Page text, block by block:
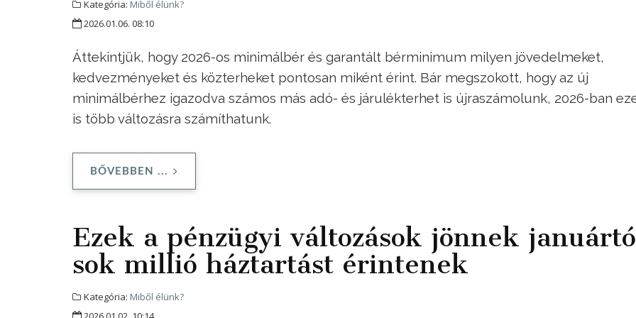
Kategória: Miből élünk?
2026.01.06. 08:10
Áttekintjük, hogy 2026-os minimálbér és garantált bérminimum milyen jövedelmeket,
kedvezményeket és közterheket pontosan miként érint. Bár megszokott, hogy az új
minimálbérhez igazodva számos más adó- és járulékterhet is újraszámolunk, 2026-ban
is több változásra számíthatunk.
BŐVEBBEN ...
Ezek a pénzügyi változások jönnek
sok millió háztartást érintenek
Kategória: Miből élünk?